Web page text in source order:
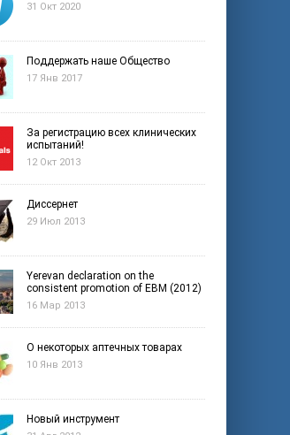
31 Окт 2020
Поддержать наше Общество
17 Янв 2017
За регистрацию всех клинических
испытаний!
12 Окт 2013
Диссернет
29 Июл 2013
Yerevan declaration on the
consistent promotion of EBM (2012)
16 Мар 2013
О некоторых аптечных товарах
10 Янв 2013
Новый инструмент